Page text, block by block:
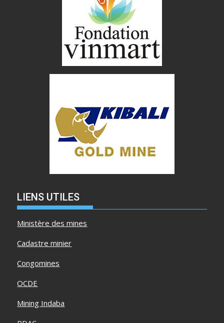
LIENS UTILES
Ministère des mines
Cadastre minier
Congomines
OCDE
Mining Indaba